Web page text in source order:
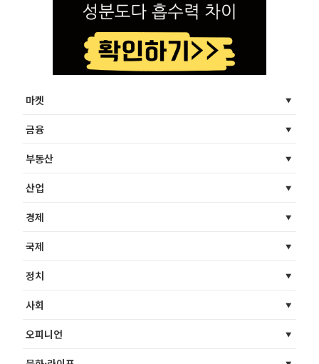
마켓
금융
부동산
산업
경제
국제
정치
사회
오피니언